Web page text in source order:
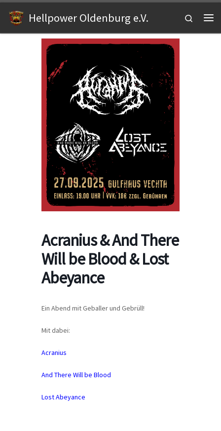
Zum Inhalt springen
Hellpower Oldenburg e.V.
Search
Acranius & And There
Will be Blood & Lost
Abeyance
Ein Abend mit Geballer und Gebrüll!
Mit dabei:
Acranius
And There Will be Blood
Lost Abeyance